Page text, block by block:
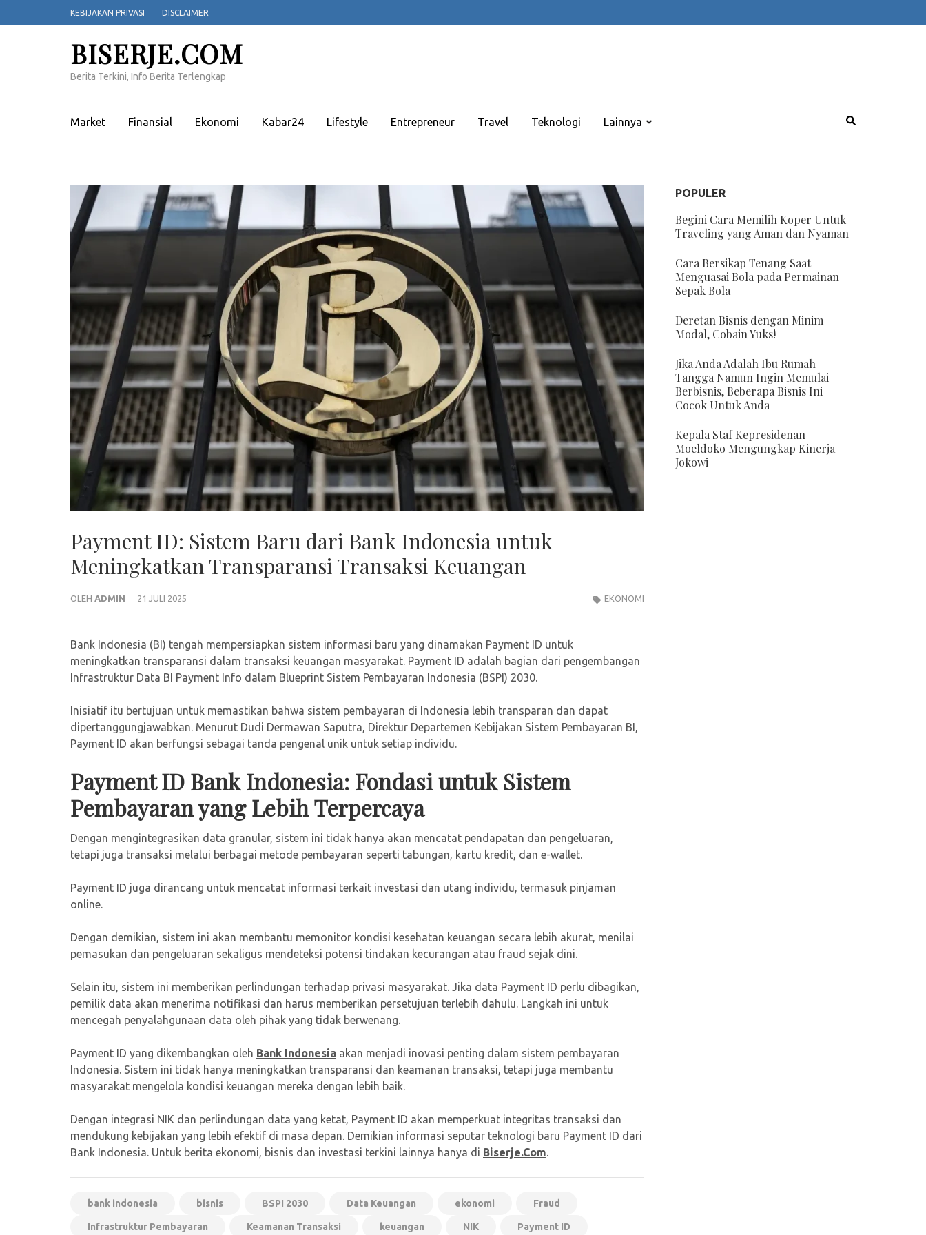
ke
KEBIJAKAN PRIVASI DISCLAIMER
BISERJE.COM
Berita Terkini, Info Berita Terlengkap
Market Finansial Ekonomi Kabar24 Lifestyle Entrepreneur Travel Teknologi Lainnya
Payment ID: Sistem Baru dari Bank Indonesia untuk
Meningkatkan Transparansi Transaksi Keuangan
OLEH ADMIN 21 JULI 2025 EKONOMI
Bank Indonesia (BI) tengah mempersiapkan sistem informasi baru yang dinamakan Payment ID untuk
meningkatkan transparansi dalam transaksi keuangan masyarakat. Payment ID adalah bagian dari pengembangan
Infrastruktur Data BI Payment Info dalam Blueprint Sistem Pembayaran Indonesia (BSPI) 2030.
Inisiatif itu bertujuan untuk memastikan bahwa sistem pembayaran di Indonesia lebih transparan dan dapat
dipertanggungjawabkan. Menurut Dudi Dermawan Saputra, Direktur Departemen Kebijakan Sistem Pembayaran BI,
Payment ID akan berfungsi sebagai tanda pengenal unik untuk setiap individu.
Payment ID Bank Indonesia: Fondasi untuk Sistem
Pembayaran yang Lebih Terpercaya
Dengan mengintegrasikan data granular, sistem ini tidak hanya akan mencatat pendapatan dan pengeluaran,
tetapi juga transaksi melalui berbagai metode pembayaran seperti tabungan, kartu kredit, dan e-wallet.
Payment ID juga dirancang untuk mencatat informasi terkait investasi dan utang individu, termasuk pinjaman
online.
Dengan demikian, sistem ini akan membantu memonitor kondisi kesehatan keuangan secara lebih akurat, menilai
pemasukan dan pengeluaran sekaligus mendeteksi potensi tindakan kecurangan atau fraud sejak dini.
Selain itu, sistem ini memberikan perlindungan terhadap privasi masyarakat. Jika data Payment ID perlu dibagikan,
pemilik data akan menerima notifikasi dan harus memberikan persetujuan terlebih dahulu. Langkah ini untuk
mencegah penyalahgunaan data oleh pihak yang tidak berwenang.
Payment ID yang dikembangkan oleh Bank Indonesia akan menjadi inovasi penting dalam sistem pembayaran
Indonesia. Sistem ini tidak hanya meningkatkan transparansi dan keamanan transaksi, tetapi juga membantu
masyarakat mengelola kondisi keuangan mereka dengan lebih baik.
Dengan integrasi NIK dan perlindungan data yang ketat, Payment ID akan memperkuat integritas transaksi dan
mendukung kebijakan yang lebih efektif di masa depan. Demikian informasi seputar teknologi baru Payment ID dari
Bank Indonesia. Untuk berita ekonomi, bisnis dan investasi terkini lainnya hanya di Biserje.Com.
bank indonesia bisnis BSPI 2030 Data Keuangan ekonomi Fraud
Infrastruktur Pembayaran Keamanan Transaksi keuangan NIK Payment ID
POPULER
Begini Cara Memilih Koper Untuk
Traveling yang Aman dan Nyaman
Cara Bersikap Tenang Saat
Menguasai Bola pada Permainan
Sepak Bola
Deretan Bisnis dengan Minim
Modal, Cobain Yuks!
Jika Anda Adalah Ibu Rumah
Tangga Namun Ingin Memulai
Berbisnis, Beberapa Bisnis Ini
Cocok Untuk Anda
Kepala Staf Kepresidenan
Moeldoko Mengungkap Kinerja
Jokowi